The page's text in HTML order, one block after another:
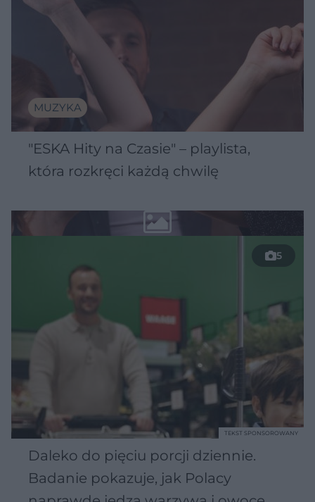
MUZYKA
"ESKA Hity na Czasie" – playlista,
która rozkręci każdą chwilę
5
Daleko do pięciu porcji dziennie.
Badanie pokazuje, jak Polacy
TEKST SPONSOROWANY